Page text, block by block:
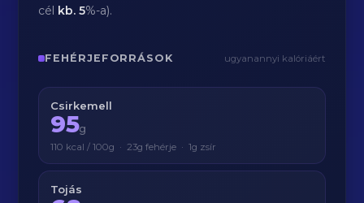
cél kb.5%-a).
FEHÉRJEFORRÁSOK ugyanannyi kalóriáért
Csirkemell
95g
110 kcal / 100g · 23g fehérje · 1g zsír
Tojás